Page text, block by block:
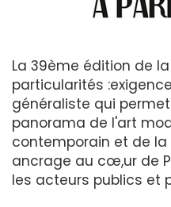
La 39ème édition de
particularités
généraliste qui
panorama de l'art
contemporain et de
ancrage au cœ,ur de
les acteurs publics et